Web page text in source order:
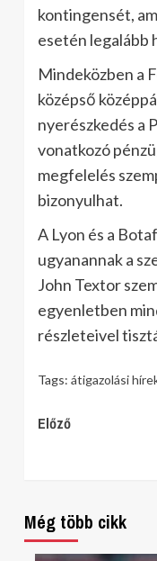
kontingensét,
esetén legalább
Mindeközben a
középső
nyerészkedés a
vonatkozó
megfelelés
bizonyulhat.
A Lyon és a
ugyanannak a
John Textor
egyenletben
részleteivel
Tags: átigazolási
Continue
Előző
Még több cikk